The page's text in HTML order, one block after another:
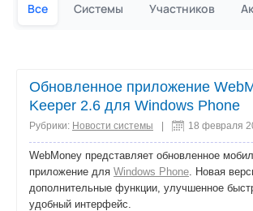
Все Системы Участников
Обновленное приложение
Keeper 2.6 для Windows Phone
Рубрики: Новости системы 18 февраля
WebMoney представляет обновленное
приложение для Windows Phone. Новая
дополнительные функции, улучшенное
удобный интерфейс.